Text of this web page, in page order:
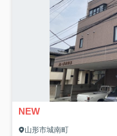
NEW
山形市城南町